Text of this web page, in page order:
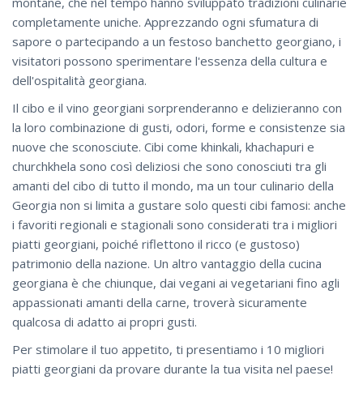
completamente uniche. Apprezzando ogni sfumatura di
sapore o partecipando a un festoso banchetto georgiano, i
visitatori possono sperimentare l'essenza della cultura e
dell'ospitalità georgiana.
Il cibo e il vino georgiani sorprenderanno e delizieranno con
la loro combinazione di gusti, odori, forme e consistenze sia
nuove che sconosciute. Cibi come khinkali, khachapuri e
churchkhela sono così deliziosi che sono conosciuti tra gli
amanti del cibo di tutto il mondo, ma un tour culinario della
Georgia non si limita a gustare solo questi cibi famosi: anche
i favoriti regionali e stagionali sono considerati tra i migliori
piatti georgiani, poiché riflettono il ricco (e gustoso)
patrimonio della nazione. Un altro vantaggio della cucina
georgiana è che chiunque, dai vegani ai vegetariani fino agli
appassionati amanti della carne, troverà sicuramente
qualcosa di adatto ai propri gusti.
Per stimolare il tuo appetito, ti presentiamo i 10 migliori
piatti georgiani da provare durante la tua visita nel paese!